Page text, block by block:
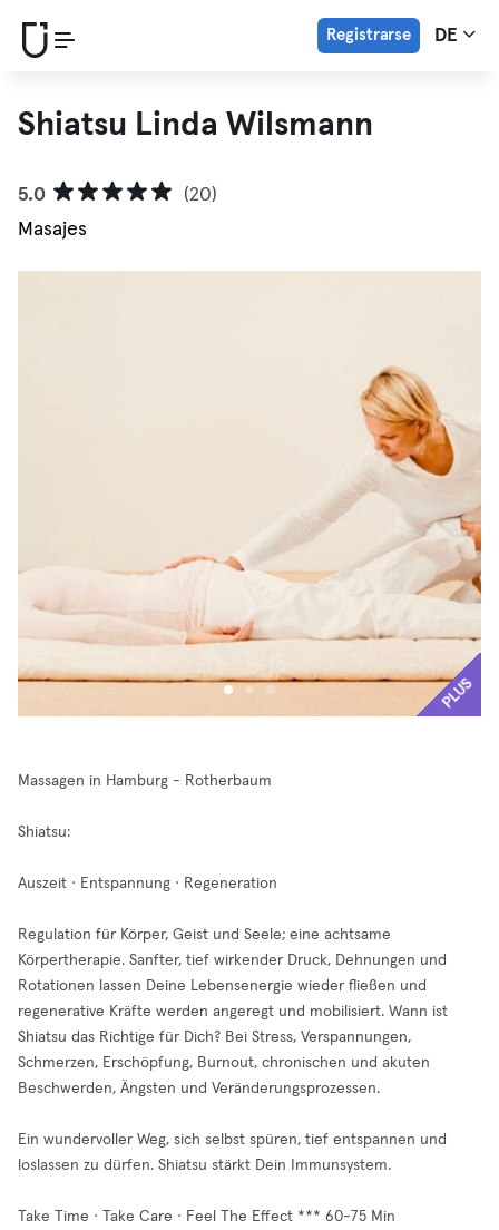
Registrarse DE
Shiatsu Linda Wilsmann
5.0
(20)
Masajes
PLUS
Massagen in Hamburg - Rotherbaum
Shiatsu:
Auszeit · Entspannung · Regeneration
Regulation für Körper, Geist und Seele; eine achtsame
Körpertherapie. Sanfter, tief wirkender Druck, Dehnungen und
Rotationen lassen Deine Lebensenergie wieder fließen und
regenerative Kräfte werden angeregt und mobilisiert. Wann ist
Shiatsu das Richtige für Dich? Bei Stress, Verspannungen,
Schmerzen, Erschöpfung, Burnout, chronischen und akuten
Beschwerden, Ängsten und Veränderungsprozessen.
Ein wundervoller Weg, sich selbst spüren, tief entspannen und
loslassen zu dürfen. Shiatsu stärkt Dein Immunsystem.
Take Time · Take Care · Feel The Effect *** 60-75 Min